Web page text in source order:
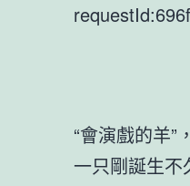
“會演戲的羊
一只剛誕生不